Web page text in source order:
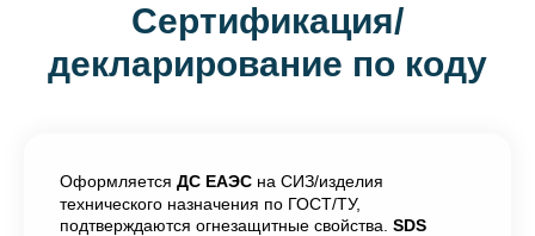
Сертификация/
декларирование по коду
Оформляется ДС ЕАЭС на СИЗ/изделия
технического назначения по ГОСТ/ТУ,
подтверждаются огнезащитные свойства. SDS